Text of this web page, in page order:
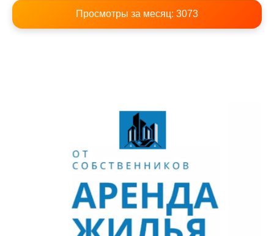
Просмотры за месяц: 3073